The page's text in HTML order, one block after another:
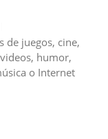
de juegos, cine,
humor,
o Internet